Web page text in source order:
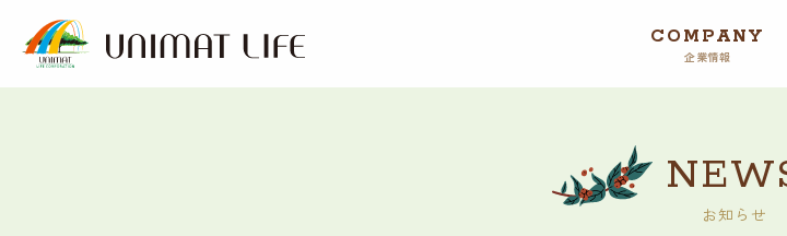
を
企業情報
COMPANY
お知らせ